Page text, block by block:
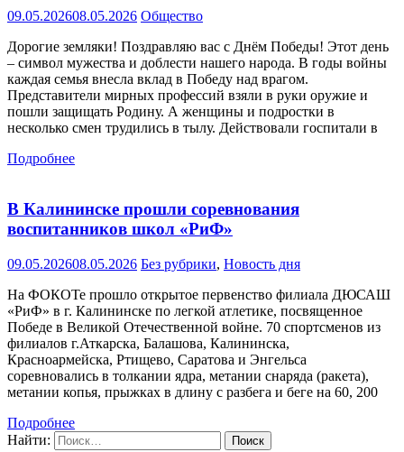
09.05.202608.05.2026 Общество
Дорогие земляки! Поздравляю вас с Днём Победы! Этот день
– символ мужества и доблести нашего народа. В годы войны
каждая семья внесла вклад в Победу над врагом.
Представители мирных профессий взяли в руки оружие и
пошли защищать Родину. А женщины и подростки в
несколько смен трудились в тылу. Действовали госпитали в
Подробнее
В Калининске прошли соревнования
воспитанников школ «РиФ»
09.05.202608.05.2026 Без рубрики, Новость дня
На ФОКОТе прошло открытое первенство филиала ДЮСАШ
«РиФ» в г. Калининске по легкой атлетике, посвященное
Победе в Великой Отечественной войне. 70 спортсменов из
филиалов г.Аткарска, Балашова, Калининска,
Красноармейска, Ртищево, Саратова и Энгельса
соревновались в толкании ядра, метании снаряда (ракета),
метании копья, прыжках в длину с разбега и беге на 60, 200
Подробнее
Найти: